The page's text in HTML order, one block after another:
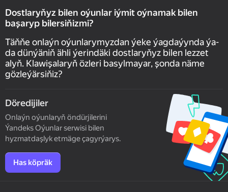
Dostlaryňyz bilen oýunlar iýmit oýnamak bilen
başaryp bilersiňizmi?
Täňňe onlaýn oýunlarymyzdan ýeke ýagdaýynda ýa-
da dünýäniň ähli ýerindäki dostlaryňyz bilen lezzet
alyň. Klawişalaryň özleri basylmayar, şonda näme
gözleýärsiňiz?
Döredijiler
Onlaýn oýunlaryň öndürjilerini
Ýandeks Oýunlar serwisi bilen
hyzmatdaşlyk etmäge çagyrýarys.
Has köpräk